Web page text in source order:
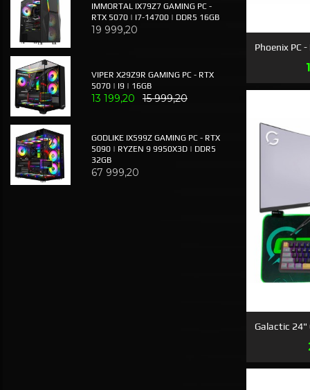
Phoenix PC
Galactic 24"
IMMORTAL IX79Z7 GAMING PC -
RTX 5070 | I7-14700 | DDR5 16GB
19 999,20
VIPER X29Z9R GAMING PC - RTX
5070 | I9 | 16GB
13 199,20 15 999,20
GODLIKE IX599Z GAMING PC - RTX
5090 | RYZEN 9 9950X3D | DDR5
32GB
67 999,20